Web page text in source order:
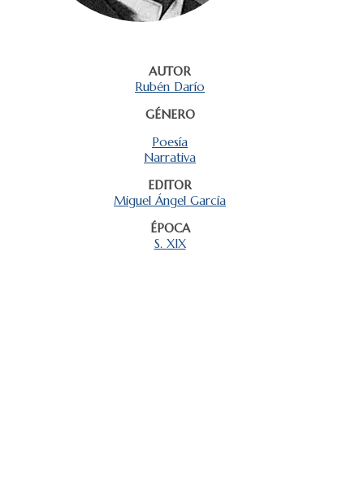
AUTOR
Rubén Darío
GÉNERO
Poesía
Narrativa
EDITOR
Miguel Ángel García
ÉPOCA
S. XIX